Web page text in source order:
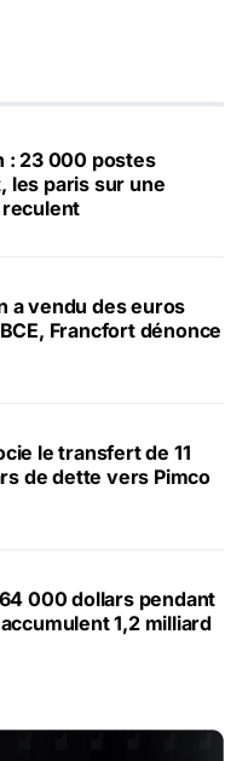
: 23 000 postes
les paris sur une
reculent
a vendu des euros
Francfort dénonce
le transfert de 11
de dette vers Pimco
000 dollars pendant
1,2 milliard